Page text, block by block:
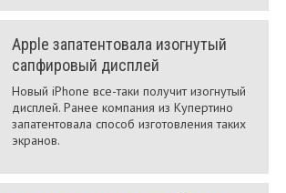
Apple запатентовала изогнутый
сапфировый дисплей
Новый iPhone все-таки получит изогнутый
дисплей. Ранее компания из Купертино
запатентовала способ изготовления таких
экранов.